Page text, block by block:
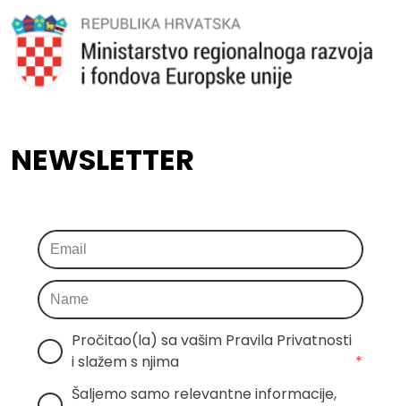
NEWSLETTER
Pročitao(la) sa vašim Pravila Privatnosti
i slažem s njima
*
Šaljemo samo relevantne informacije,